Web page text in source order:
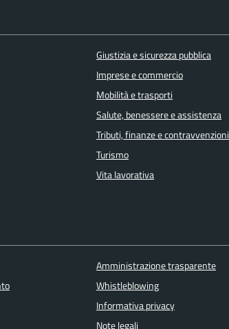
Giustizia e sicurezza pubblica
Imprese e commercio
Mobilità e trasporti
Salute, benessere e assistenza
Tributi, finanze e contravvenzioni
Turismo
Vita lavorativa
Amministrazione trasparente
Whistleblowing
Informativa privacy
Note legali